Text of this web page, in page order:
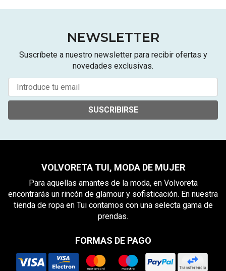
NEWSLETTER
Suscríbete a nuestro newsletter para recibir ofertas y
novedades exclusivas.
SUSCRIBIRSE
VOLVORETA TUI, MODA DE MUJER
Para aquellas amantes de la moda, en Volvoreta
encontrarás un rincón de glamour y sofisticación. En nuestra
tienda de ropa en Tui contamos con una selecta gama de
prendas.
FORMAS DE PAGO